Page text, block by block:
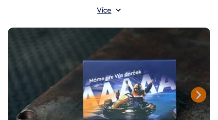
objaví až po chvíľke napätia počas stierania. Jedno je isté, u
Více